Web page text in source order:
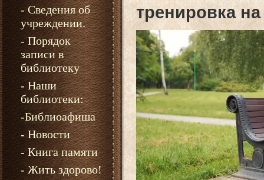
- Сведения об
учреждении.
- Порядок
записи в
библиотеку
- Наши
библиотеки:
-Библиоафиша
- Новости
- Книга памяти
- Жить здорово!
тренировка